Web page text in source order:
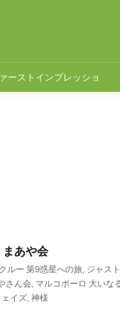
ーストインプレッショ
あや会
ルー 第9惑星への旅, ジャス
さん会, マルコポーロ 大いな
イズ, 神様